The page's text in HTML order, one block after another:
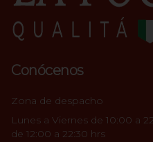
Conócenos
Zona de despacho
Lunes a Viernes de 10:00 a
de 12:00 a 22:30 hrs